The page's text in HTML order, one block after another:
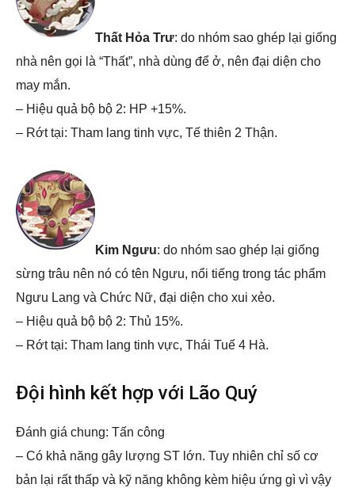
Thất Hỏa Trư: do nhóm sao ghép lại giống
nhà nên gọi là “Thất”, nhà dùng để ở, nên đại diện cho
may mắn.
– Hiệu quả bộ bộ 2: HP +15%.
– Rớt tại: Tham lang tinh vực, Tế thiên 2 Thận.
Kim Ngưu: do nhóm sao ghép lại giống
sừng trâu nên nó có tên Ngưu, nổi tiếng trong tác phẩm
Ngưu Lang và Chức Nữ, đại diện cho xui xẻo.
– Hiệu quả bộ bộ 2: Thủ 15%.
– Rớt tại: Tham lang tinh vực, Thái Tuế 4 Hà.
Đội hình kết hợp với Lão Quý
Đánh giá chung: Tấn công
– Có khả năng gây lượng ST lớn. Tuy nhiên chỉ số cơ
bản lại rất thấp và kỹ năng không kèm hiệu ứng gì vì vậy